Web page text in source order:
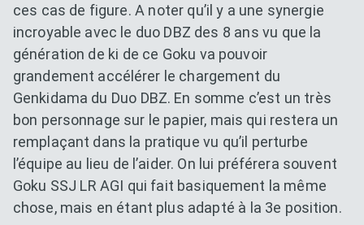
ces cas de figure. A noter qu’il y a une synergie
incroyable avec le duo DBZ des 8 ans vu que la
génération de ki de ce Goku va pouvoir
grandement accélérer le chargement du
Genkidama du Duo DBZ. En somme c’est un très
bon personnage sur le papier, mais qui restera un
remplaçant dans la pratique vu qu’il perturbe
l’équipe au lieu de l’aider. On lui préférera souvent
Goku SSJ LR AGI qui fait basiquement la même
chose, mais en étant plus adapté à la 3e position.